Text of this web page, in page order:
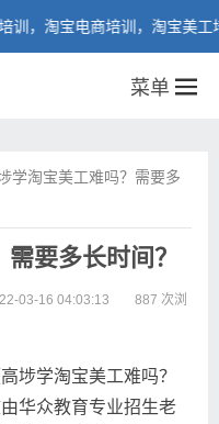
淘宝电商培训，淘宝美工培
菜单
学淘宝美工难吗？需要多
要多长时间？
03-16 04:03:13
887 次浏
埗学淘宝美工难吗？
华众教育专业招生老